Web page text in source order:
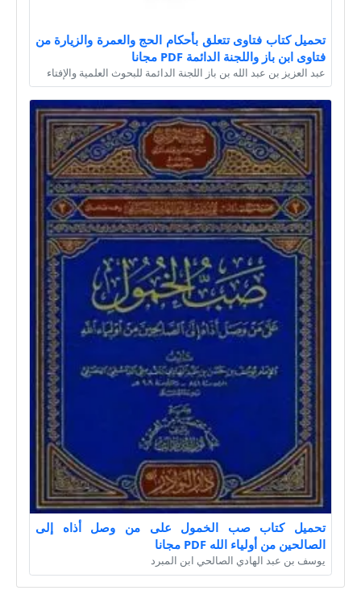
تحميل كتاب فتاوى تتعلق بأحكام الحج والعمرة والزيارة من
فتاوى ابن باز واللجنة الدائمة PDF مجانا
عبد العزيز بن عبد الله بن باز اللجنة الدائمة للبحوث العلمية والإفتاء
تحميل كتاب صب الخمول على من وصل أذاه إلى
الصالحين من أولياء الله PDF مجانا
يوسف بن عبد الهادي الصالحي ابن المبرد